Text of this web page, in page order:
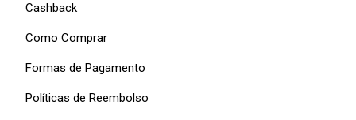
Cashback
Como Comprar
Formas de Pagamento
Políticas de Reembolso